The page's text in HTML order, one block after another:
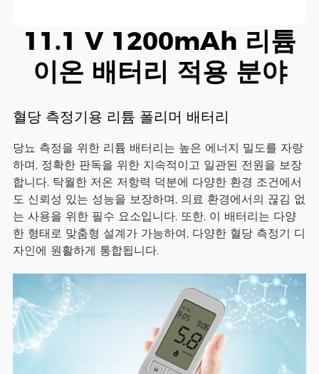
11.1 V 1200mAh 리튬
이온 배터리 적용 분야
혈당 측정기용 리튬 폴리머 배터리
당뇨 측정을 위한 리튬 배터리는 높은 에너지 밀도를 자랑
하며, 정확한 판독을 위한 지속적이고 일관된 전원을 보장
합니다. 탁월한 저온 저항력 덕분에 다양한 환경 조건에서
도 신뢰성 있는 성능을 보장하며, 의료 환경에서의 끊김 없
는 사용을 위한 필수 요소입니다. 또한, 이 배터리는 다양
한 형태로 맞춤형 설계가 가능하여, 다양한 혈당 측정기 디
자인에 원활하게 통합됩니다.